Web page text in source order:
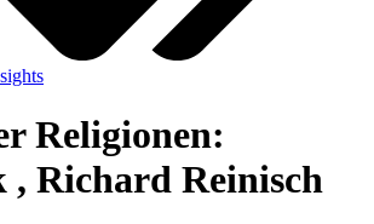
Religionen:
Richard Reinisch